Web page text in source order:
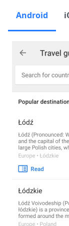
Android